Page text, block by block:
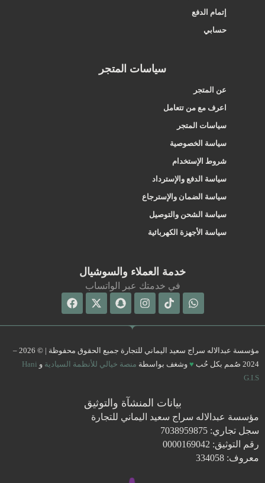
إتمام الدفع
حسابي
سياسات المتجر
عن المتجر
اعرف مع من تتعامل
سياسات المتجر
سياسة الخصوصية
شروط الإستخدام
سياسة الدفع والإسترداد
سياسة الضمان والإسترجاع
سياسة الشحن والتوصيل
سياسة الأجهزة الكهربائية
خدمة العملاء والسوشيال
في خدمتك عبر الواتساب
Whatsapp
Tiktok
Instagram
Snapchat
X-
twitter
Facebook
مؤسسة عبدالاله سراج سعيد اليماني للتجارة جميع الحقوق محفوظة | © 2026 –
2024 صُمم بكل حُب
♥ وشغف بواسطة منصة خيالي للأنظمة السيادية و Hani
G.I.S
بيانات المنشآة والتوثيق
مؤسسة عبدالاله سراج سعيد اليماني للتجارة
سجل تجاري: 7038959875
رقم التوثيق: 0000169042
معروف: 334058